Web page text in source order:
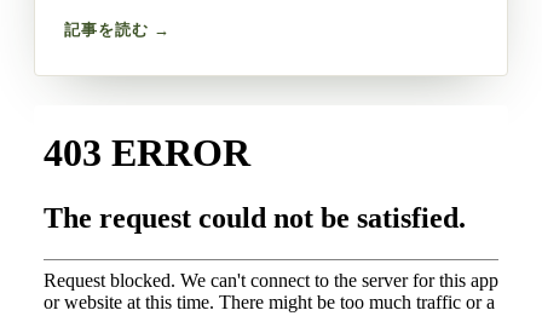
記事を読む →